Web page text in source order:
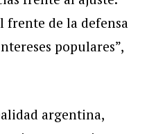
frente de la defensa
populares”,
argentina,